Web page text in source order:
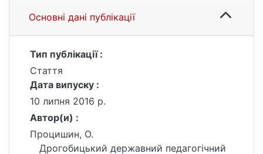
Основні дані публікації
Тип публікації :
Стаття
Дата випуску :
10 липня 2016 р.
Автор(и) :
Процишин, О.
Дрогобицький державний педагогічний